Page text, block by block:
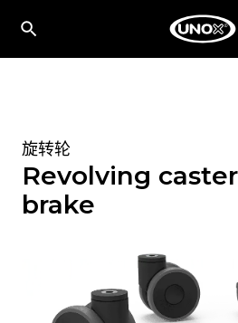
旋转轮
Revolving
brake